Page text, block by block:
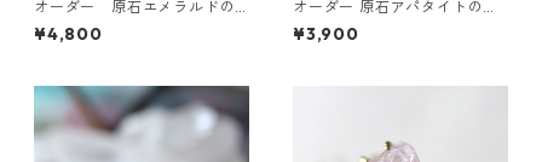
オーダー 原石エメラルドの
リング
¥4,800
オーダー 原石アパタイトのイ
ヤーカフ/リング
¥3,900